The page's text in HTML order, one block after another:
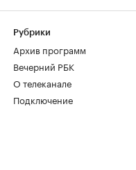
Рубрики
Архив программ
Вечерний РБК
О телеканале
Подключение